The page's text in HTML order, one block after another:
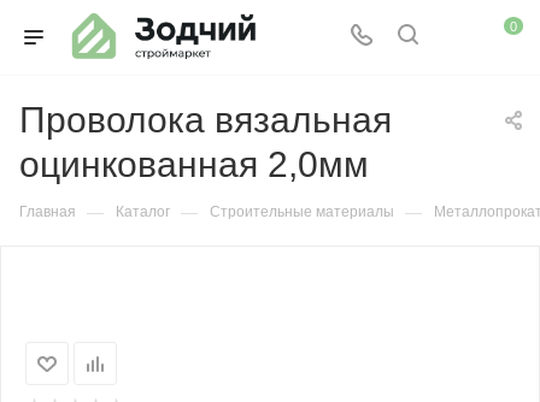
0
Проволока вязальная
оцинкованная 2,0мм
Главная — Каталог — Строительные материалы —